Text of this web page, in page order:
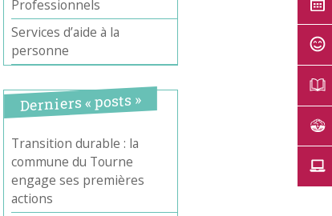
Professionnels
Services d’aide à la
personne
Derniers « posts »
Transition durable : la
commune du Tourne
engage ses premières
actions